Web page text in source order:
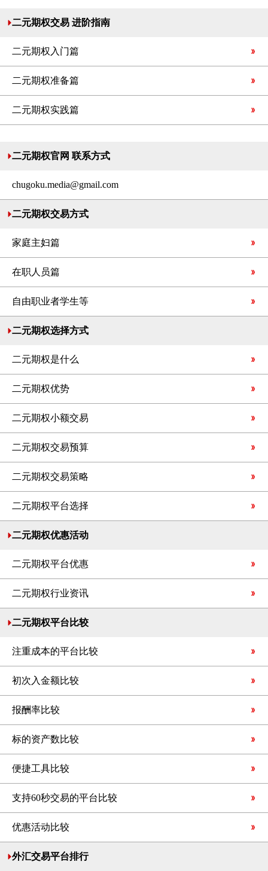
二元期权交易 进阶指南
二元期权入门篇
二元期权准备篇
二元期权实践篇
二元期权官网 联系方式
chugoku.media@gmail.com
二元期权交易方式
家庭主妇篇
在职人员篇
自由职业者学生等
二元期权选择方式
二元期权是什么
二元期权优势
二元期权小额交易
二元期权交易预算
二元期权交易策略
二元期权平台选择
二元期权优惠活动
二元期权平台优惠
二元期权行业资讯
二元期权平台比较
注重成本的平台比较
初次入金额比较
报酬率比较
标的资产数比较
便捷工具比较
支持60秒交易的平台比较
优惠活动比较
外汇交易平台排行